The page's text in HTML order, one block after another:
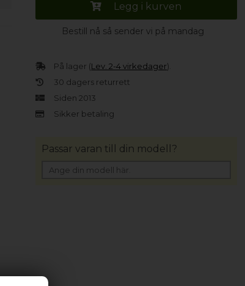
Legg i kurven
Bestill nå så sender vi på mandag
På lager (Lev. 2-4 virkedager).
30 dagers returrett
Siden 2013
Sikker betaling
Passar varan till din modell?